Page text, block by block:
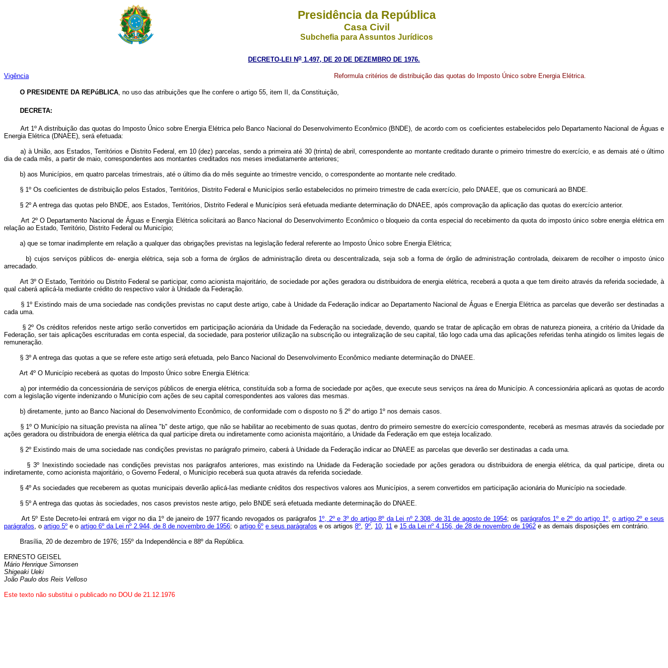
Presidência da República
Casa Civil
Subchefia para Assuntos Jurídicos
DECRETO-LEI No 1.497, DE 20 DE DEZEMBRO DE 1976.
Vigência Reformula critérios de distribuição das quotas do Imposto Único sobre Energia Elétrica.
O PRESIDENTE DA REPúBLICA, no uso das atribuições que lhe confere o artigo 55, item II, da Constituição,
DECRETA:
Art 1º A distribuição das quotas do Imposto Único sobre Energia Elétrica pelo Banco Nacional do Desenvolvimento Econômico (BNDE), de acordo com os coeficientes estabelecidos pelo Departamento Nacional de Águas e
Energia Elétrica (DNAEE), será efetuada:
a) à União, aos Estados, Territórios e Distrito Federal, em 10 (dez) parcelas, sendo a primeira até 30 (trinta) de abril, correspondente ao montante creditado durante o primeiro trimestre do exercício, e as demais até o último
dia de cada mês, a partir de maio, correspondentes aos montantes creditados nos meses imediatamente anteriores;
b) aos Municípios, em quatro parcelas trimestrais, até o último dia do mês seguinte ao trimestre vencido, o correspondente ao montante nele creditado.
§ 1º Os coeficientes de distribuição pelos Estados, Territórios, Distrito Federal e Municípios serão estabelecidos no primeiro trimestre de cada exercício, pelo DNAEE, que os comunicará ao BNDE.
§ 2º A entrega das quotas pelo BNDE, aos Estados, Territórios, Distrito Federal e Municípios será efetuada mediante determinação do DNAEE, após comprovação da aplicação das quotas do exercício anterior.
Art 2º O Departamento Nacional de Águas e Energia Elétrica solicitará ao Banco Nacional do Desenvolvimento Econômico o bloqueio da conta especial do recebimento da quota do imposto único sobre energia elétrica em
relação ao Estado, Território, Distrito Federal ou Município;
a) que se tornar inadimplente em relação a qualquer das obrigações previstas na legislação federal referente ao Imposto Único sobre Energia Elétrica;
b) cujos serviços públicos de- energia elétrica, seja sob a forma de órgãos de administração direta ou descentralizada, seja sob a forma de órgão de administração controlada, deixarem de recolher o imposto único
arrecadado.
Art 3º O Estado, Território ou Distrito Federal se participar, como acionista majoritário, de sociedade por ações geradora ou distribuidora de energia elétrica, receberá a quota a que tem direito através da referida sociedade, à
qual caberá aplicá-la mediante crédito do respectivo valor à Unidade da Federação.
§ 1º Existindo mais de uma sociedade nas condições previstas no caput deste artigo, cabe à Unidade da Federação indicar ao Departamento Nacional de Águas e Energia Elétrica as parcelas que deverão ser destinadas a
cada uma.
§ 2º Os créditos referidos neste artigo serão convertidos em participação acionária da Unidade da Federação na sociedade, devendo, quando se tratar de aplicação em obras de natureza pioneira, a critério da Unidade da
Federação, ser tais aplicações escrituradas em conta especial, da sociedade, para posterior utilização na subscrição ou integralização de seu capital, tão logo cada uma das aplicações referidas tenha atingido os limites legais de
remuneração.
§ 3º A entrega das quotas a que se refere este artigo será efetuada, pelo Banco Nacional do Desenvolvimento Econômico mediante determinação do DNAEE.
Art 4º O Município receberá as quotas do Imposto Único sobre Energia Elétrica:
a) por intermédio da concessionária de serviços públicos de energia elétrica, constituída sob a forma de sociedade por ações, que execute seus serviços na área do Município. A concessionária aplicará as quotas de acordo
com a legislação vigente indenizando o Município com ações de seu capital correspondentes aos valores das mesmas.
b) diretamente, junto ao Banco Nacional do Desenvolvimento Econômico, de conformidade com o disposto no § 2º do artigo 1º nos demais casos.
§ 1º O Município na situação prevista na alínea "b" deste artigo, que não se habilitar ao recebimento de suas quotas, dentro do primeiro semestre do exercício correspondente, receberá as mesmas através da sociedade por
ações geradora ou distribuidora de energia elétrica da qual participe direta ou indiretamente como acionista majoritário, a Unidade da Federação em que esteja localizado.
§ 2º Existindo mais de uma sociedade nas condições previstas no parágrafo primeiro, caberá à Unidade da Federação indicar ao DNAEE as parcelas que deverão ser destinadas a cada uma.
§ 3º Inexistindo sociedade nas condições previstas nos parágrafos anteriores, mas existindo na Unidade da Federação sociedade por ações geradora ou distribuidora de energia elétrica, da qual participe, direta ou
indiretamente, como acionista majoritário, o Governo Federal, o Município receberá sua quota através da referida sociedade.
§ 4º As sociedades que receberem as quotas municipais deverão aplicá-Ias mediante créditos dos respectivos valores aos Municípios, a serem convertidos em participação acionária do Município na sociedade.
§ 5º A entrega das quotas às sociedades, nos casos previstos neste artigo, pelo BNDE será efetuada mediante determinação do DNAEE.
Art 5º Este Decreto-lei entrará em vigor no dia 1º de janeiro de 1977 ficando revogados os parágrafos 1º, 2º e 3º do artigo 8º da Lei nº 2.308, de 31 de agosto de 1954; os parágrafos 1º e 2º do artigo 1º,o artigo 2º e seus
parágrafos, o artigo 5º e o artigo 6º da Lei nº 2.944, de 8 de novembro de 1956; o artigo 6º e seus parágrafos e os artigos 8º, 9º, 10, 11 e 15 da Lei nº 4.156, de 28 de novembro de 1962 e as demais disposições em contrário.
Brasília, 20 de dezembro de 1976; 155º da Independência e 88º da República.
ERNESTO GEISEL
Mário Henrique Simonsen
Shigeaki Ueki
João Paulo dos Reis Velloso
Este texto não substitui o publicado no DOU de 21.12.1976